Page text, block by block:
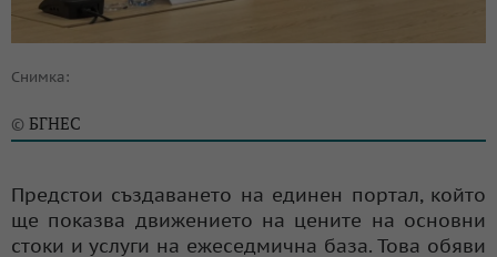
Снимка:
© БГНЕС
Предстои създаването на единен портал, който
ще показва движението на цените на основни
стоки и услуги на ежеседмична база. Това обяви